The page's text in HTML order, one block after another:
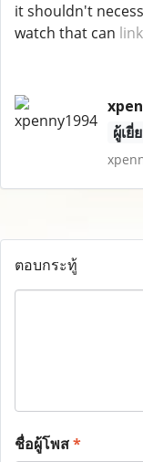
it shouldn't
watch that can link
ผู้เยี่
ตอบกระทู้
ชื่อผู้โพส*